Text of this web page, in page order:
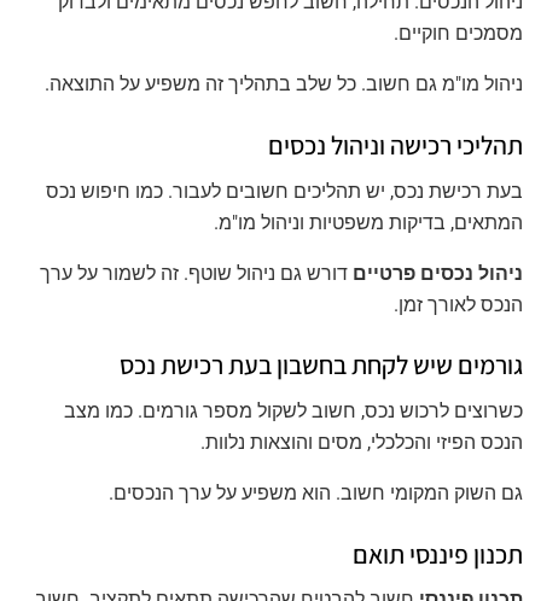
מסמכים חוקיים.
ניהול מו"מ גם חשוב. כל שלב בתהליך זה משפיע על התוצאה.
תהליכי רכישה וניהול נכסים
בעת רכישת נכס, יש תהליכים חשובים לעבור. כמו חיפוש נכס
המתאים, בדיקות משפטיות וניהול מו"מ.
ניהול נכסים פרטיים דורש גם ניהול שוטף. זה לשמור על ערך
הנכס לאורך זמן.
גורמים שיש לקחת בחשבון בעת רכישת נכס
כשרוצים לרכוש נכס, חשוב לשקול מספר גורמים. כמו מצב
הנכס הפיזי והכלכלי, מסים והוצאות נלוות.
גם השוק המקומי חשוב. הוא משפיע על ערך הנכסים.
תכנון פיננסי תואם